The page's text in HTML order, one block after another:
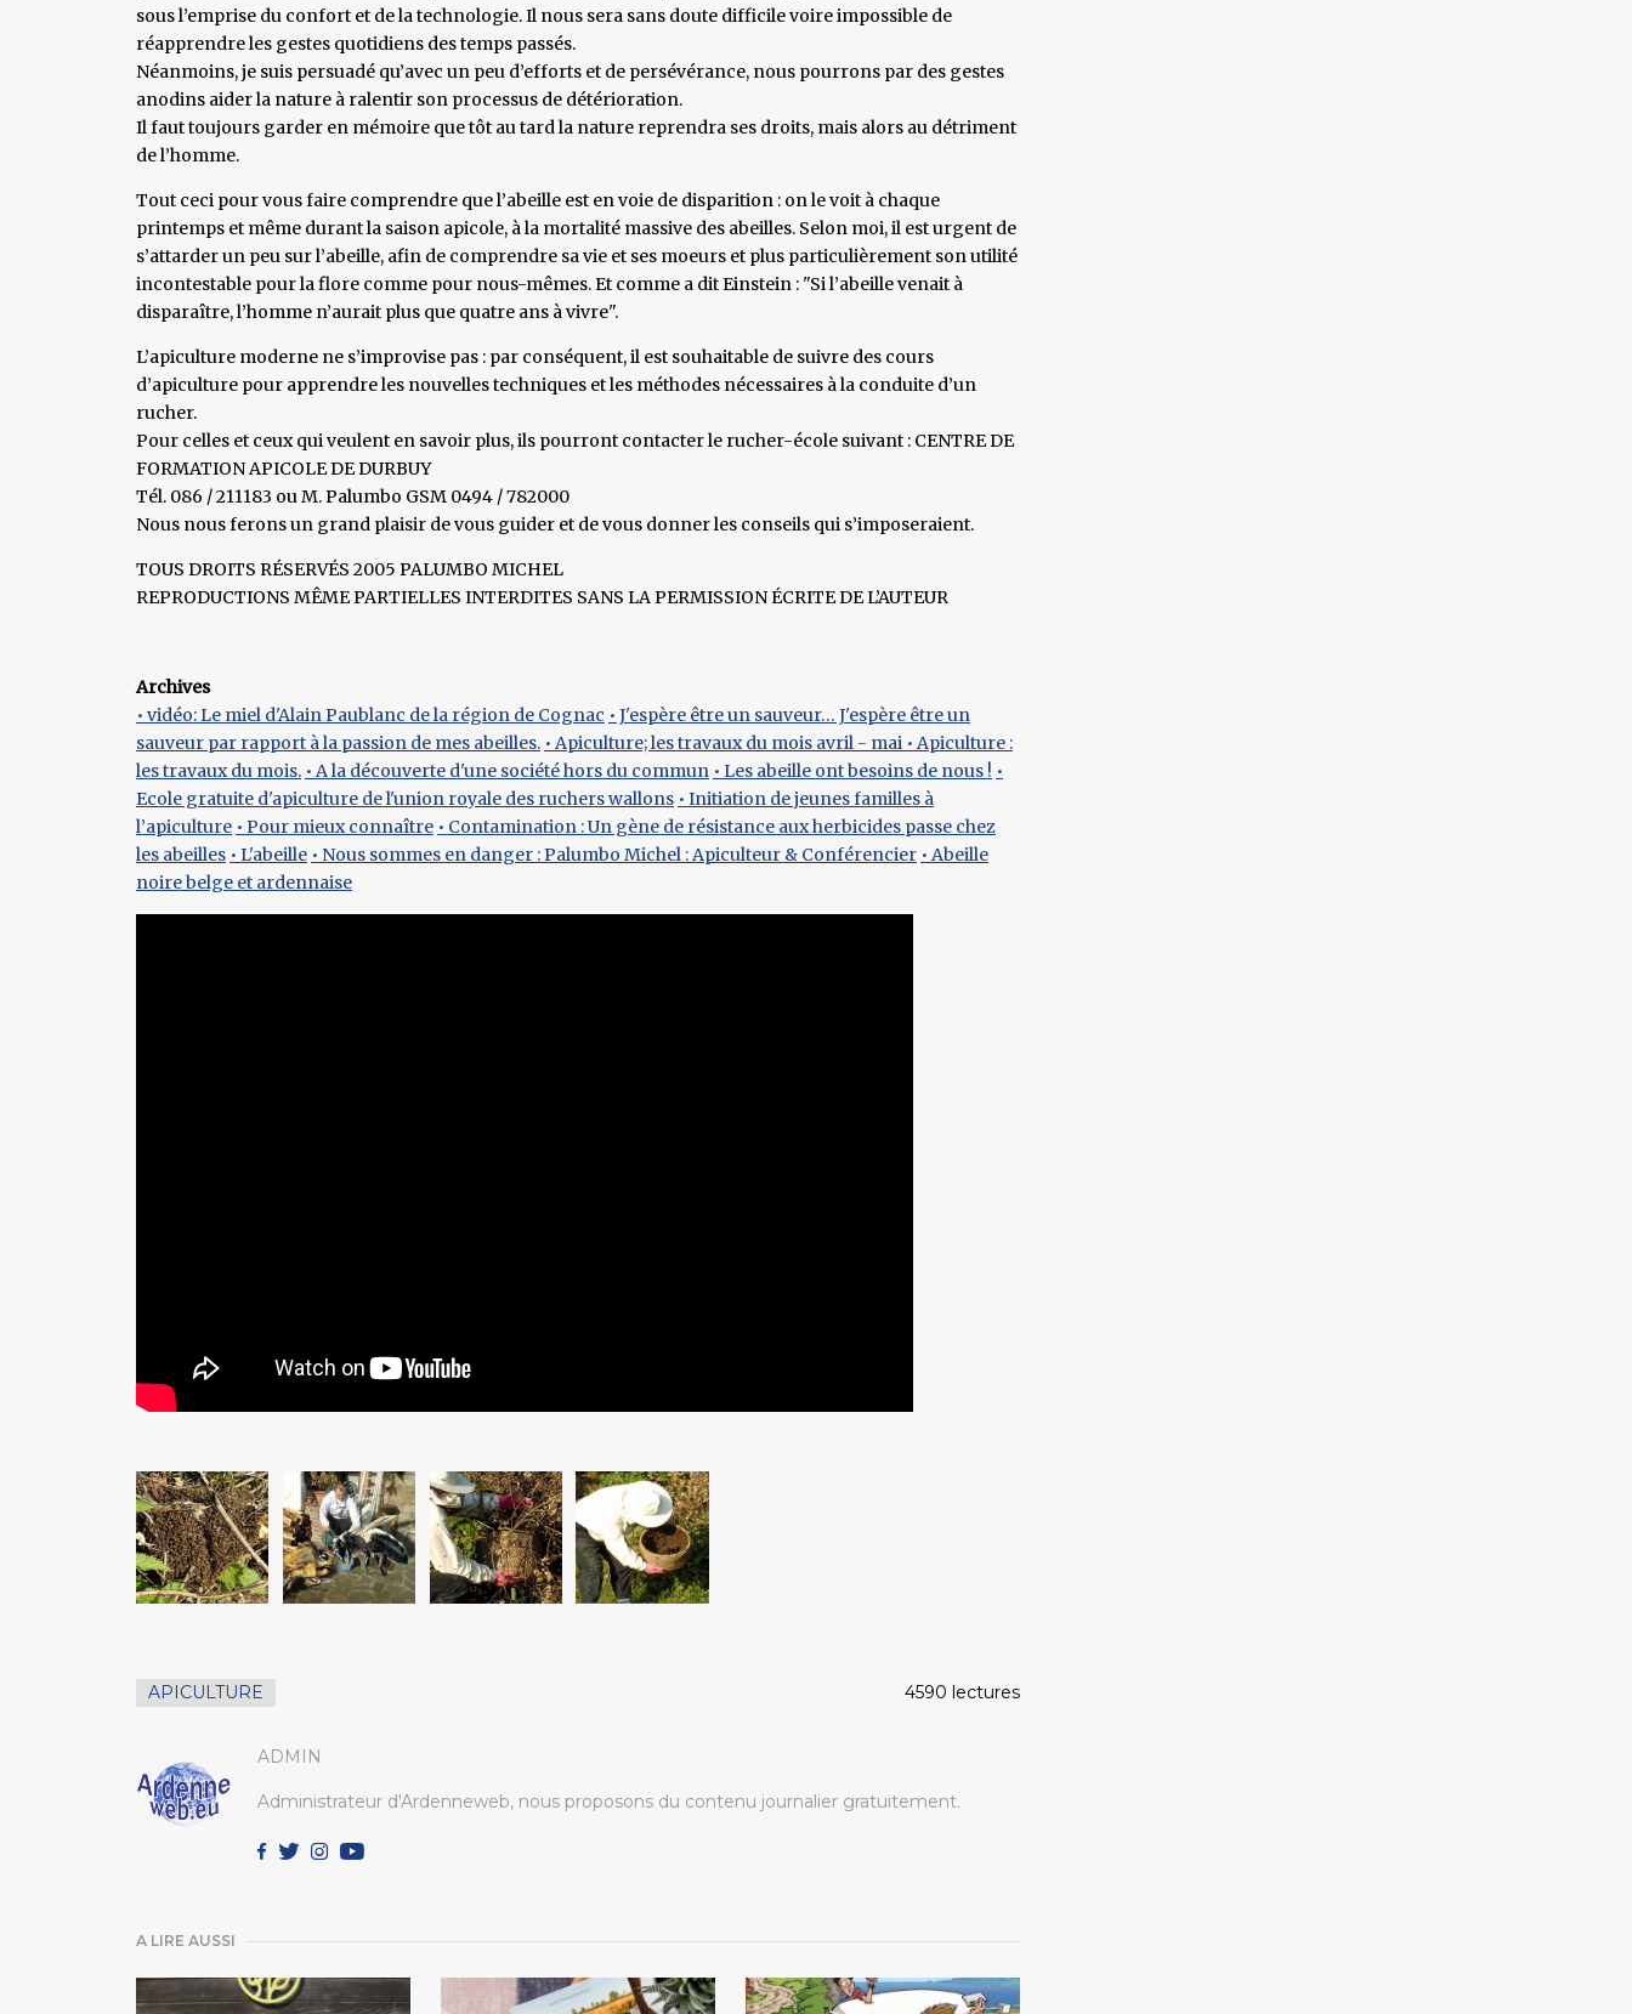
sous l’emprise du confort et de la technologie. Il nous sera sans doute difficile voire impossible de
réapprendre les gestes quotidiens des temps passés.
Néanmoins, je suis persuadé qu’avec un peu d’efforts et de persévérance, nous pourrons par des gestes
anodins aider la nature à ralentir son processus de détérioration.
Il faut toujours garder en mémoire que tôt au tard la nature reprendra ses droits, mais alors au détriment
de l’homme.
Tout ceci pour vous faire comprendre que l’abeille est en voie de disparition : on le voit à chaque
printemps et même durant la saison apicole, à la mortalité massive des abeilles. Selon moi, il est urgent de
s’attarder un peu sur l’abeille, afin de comprendre sa vie et ses moeurs et plus particulièrement son utilité
incontestable pour la flore comme pour nous-mêmes. Et comme a dit Einstein : "Si l’abeille venait à
disparaître, l’homme n’aurait plus que quatre ans à vivre".
L’apiculture moderne ne s’improvise pas : par conséquent, il est souhaitable de suivre des cours
d’apiculture pour apprendre les nouvelles techniques et les méthodes nécessaires à la conduite d’un
rucher.
Pour celles et ceux qui veulent en savoir plus, ils pourront contacter le rucher-école suivant : CENTRE DE
FORMATION APICOLE DE DURBUY
Tél. 086 / 211183 ou M. Palumbo GSM 0494 / 782000
Nous nous ferons un grand plaisir de vous guider et de vous donner les conseils qui s’imposeraient.
TOUS DROITS RÉSERVÉS 2005 PALUMBO MICHEL
REPRODUCTIONS MÊME PARTIELLES INTERDITES SANS LA PERMISSION ÉCRITE DE L’AUTEUR
Archives
• vidéo: Le miel d'Alain Paublanc de la région de Cognac • J'espère être un sauveur… J'espère être un
sauveur par rapport à la passion de mes abeilles. • Apiculture; les travaux du mois avril - mai • Apiculture :
les travaux du mois. • A la découverte d'une société hors du commun • Les abeille ont besoins de nous ! •
Ecole gratuite d'apiculture de l'union royale des ruchers wallons • Initiation de jeunes familles à
l’apiculture • Pour mieux connaître • Contamination : Un gène de résistance aux herbicides passe chez
les abeilles • L'abeille • Nous sommes en danger : Palumbo Michel : Apiculteur & Conférencier • Abeille
noire belge et ardennaise
APICULTURE 4590 lectures
ADMIN
Administrateur d'Ardenneweb, nous proposons du contenu journalier gratuitement.
A LIRE AUSSI